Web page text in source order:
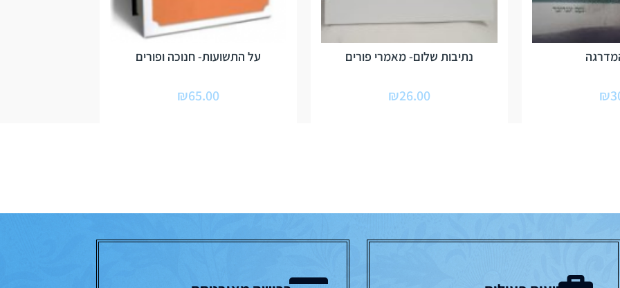
₪
נתיבות שלום- מאמרי פורים
₪26.00
על התשועות- חנוכה ופורים
₪65.00